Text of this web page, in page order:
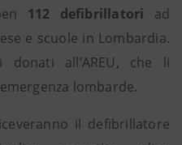
112 defibrillatori ad
e scuole in Lombardia.
all’AREU, che li
lombarde.
il defibrillatore